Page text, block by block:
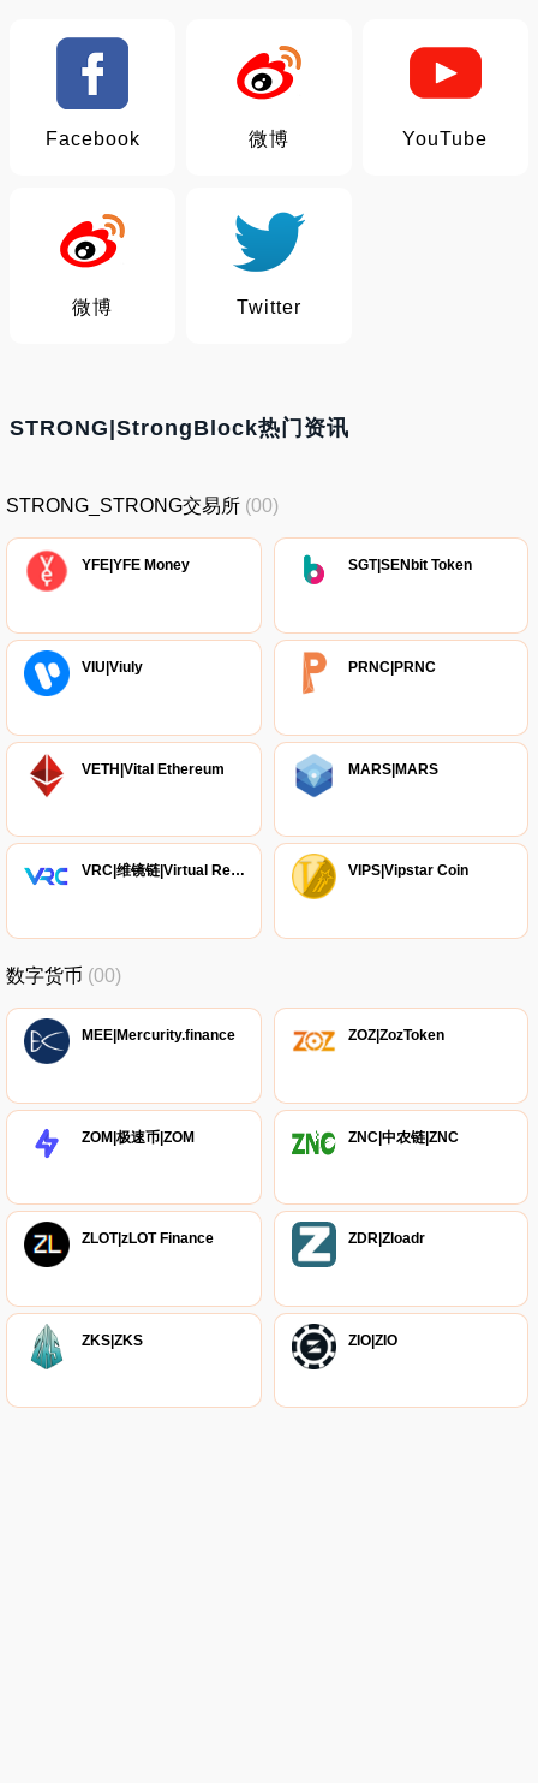
Facebook 微博 YouTube
微博 Twitter
STRONG|StrongBlock热门资讯
STRONG_STRONG交易所 (00)
YFE|YFE Money SGT|SENbit Token
VIU|Viuly PRNC|PRNC
VETH|Vital Ethereum MARS|MARS
VRC|维镜链|Virtual Reality Chain VIPS|Vipstar Coin
数字货币 (00)
MEE|Mercurity.finance ZOZ|ZozToken
ZOM|极速币|ZOM ZNC|中农链|ZNC
ZLOT|zLOT Finance ZDR|Zloadr
ZKS|ZKS ZIO|ZIO